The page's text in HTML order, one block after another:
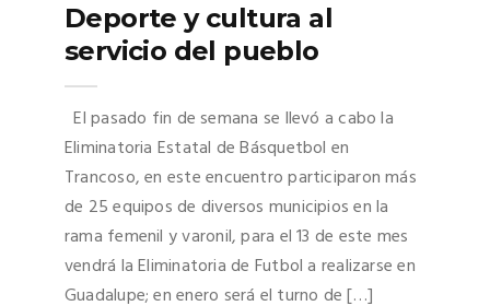
Deporte y cultura al
servicio del pueblo
El pasado fin de semana se llevó a cabo la
Eliminatoria Estatal de Básquetbol en
Trancoso, en este encuentro participaron más
de 25 equipos de diversos municipios en la
rama femenil y varonil, para el 13 de este mes
vendrá la Eliminatoria de Futbol a realizarse en
Guadalupe; en enero será el turno de […]